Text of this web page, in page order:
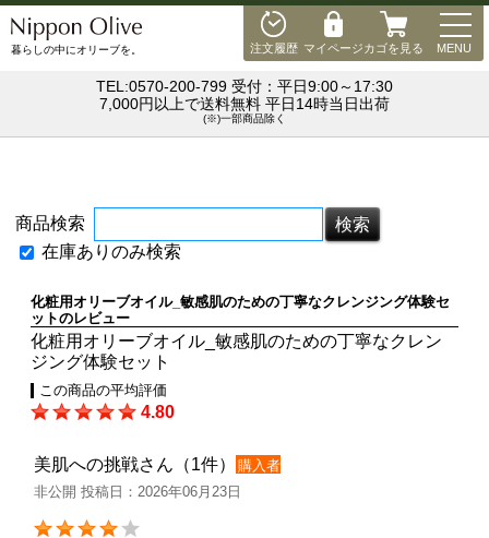
注文履歴 マイページカゴを見る MENU
暮らしの中にオリーブを。
TEL:0570-200-799 受付：平日9:00～17:30
7,000円以上で送料無料 平日14時当日出荷
(※)一部商品除く
商品検索
在庫ありのみ検索
化粧用オリーブオイル_敏感肌のための丁寧なクレンジング体験セ
ットのレビュー
化粧用オリーブオイル_敏感肌のための丁寧なクレン
ジング体験セット
この商品の平均評価
4.80
美肌への挑戦さん（1件）
購入者
非公開 投稿日：2026年06月23日